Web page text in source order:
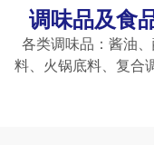
调味品及食
各类调味品：酱油
料、火锅底料、复合